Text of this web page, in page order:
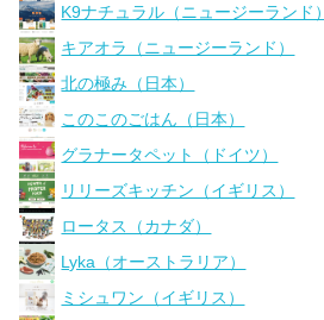
K9ナチュラル（ニュージーランド）
キアオラ（ニュージーランド）
北の極み（日本）
このこのごはん（日本）
グラナータペット（ドイツ）
リリーズキッチン（イギリス）
ロータス（カナダ）
Lyka（オーストラリア）
ミシュワン（イギリス）